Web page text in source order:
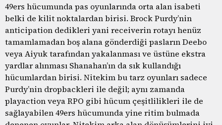
49ers hücumunda pas oyunlarında orta alan isabeti
belki de kilit noktalardan birisi. Brock Purdy’nin
anticipation dedikleri yani receiverin rotayı henüz
tamamlamadan boş alana gönderdiği pasların Deebo
veya Aiyuk tarafından yakalanması ve üstüne ekstra
yardlar alınması Shanahan’ın da sık kullandığı
hücumlardan birisi. Nitekim bu tarz oyunları sadece
Purdy’nin dropbackleri ile değil; aynı zamanda
playaction veya RPO gibi hücum çeşitlilikleri ile de
sağlayabilen 49ers hücumunda yine ritim bulmada